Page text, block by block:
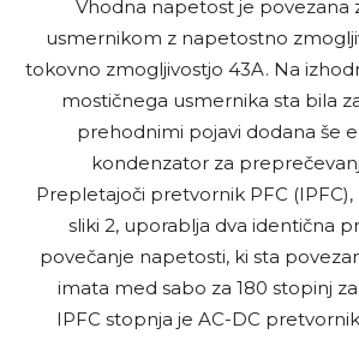
Vhodna napetost je povezana
usmernikom z napetostno
tokovno zmogljivostjo 43A. Na
mostičnega usmernika sta bila
prehodnimi pojavi dodana še
kondenzator za
Prepletajoči pretvornik PFC (IPFC),
sliki 2, uporablja dva identična
povečanje napetosti, ki sta
imata med sabo za 180 stopinj
IPFC stopnja je AC-DC